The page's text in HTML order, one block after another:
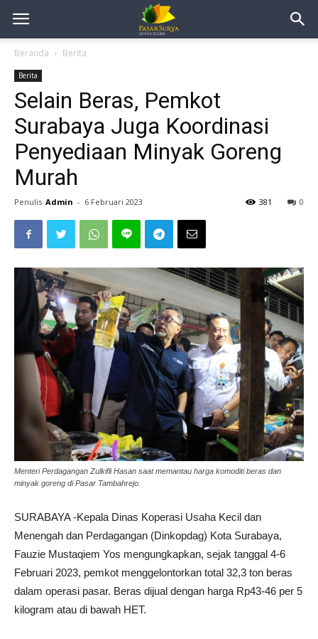
Beranda Berita
Berita
Selain Beras, Pemkot
Surabaya Juga Koordinasi
Penyediaan Minyak Goreng
Murah
Penulis Admin - 6 Februari 2023 0
381
Menteri Perdagangan Zulkifli Hasan saat memantau harga komoditi beras dan
minyak goreng di Pasar Tambahrejo.
SURABAYA -Kepala Dinas Koperasi Usaha Kecil dan
Menengah dan Perdagangan (Dinkopdag) Kota Surabaya,
Fauzie Mustaqiem Yos mengungkapkan, sejak tanggal 4-6
Februari 2023, pemkot menggelontorkan total 32,3 ton beras
dalam operasi pasar. Beras dijual dengan harga Rp43-46 per 5
kilogram atau di bawah HET.